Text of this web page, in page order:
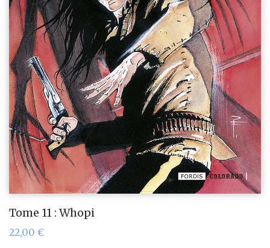
Tome 11 : Whopi
22,00 €